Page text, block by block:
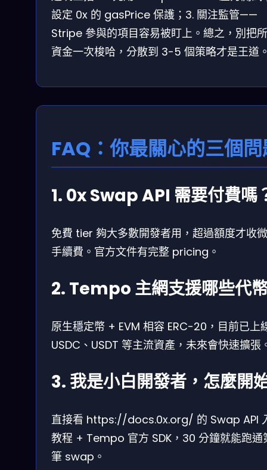
設定 0x 的 gasPrice 保護；3. 關注監管——
Stripe 參與的項目容易被盯上。總之，別把
資金一次梭哈，分散到 3-5 個策略才是王道
FAQ：你最關心的三個
1. 0x Swap API 需要付費嗎
免費 tier 夠大多數開發者用，超過額度才收
手續費。官方文件有完整 pricing。
2. Tempo 主網支援哪些代
原生穩定幣 + EVM 相容 ERC-20，目前已上
USDC、USDT 等主流資產，未來會快速擴張
3. 我是小白開發者，怎麼開
直接看 https://docs.0x.org/ 的 Swap API
教程 + Tempo 官方 SDK，30 分鐘就能跑通
筆 swap。